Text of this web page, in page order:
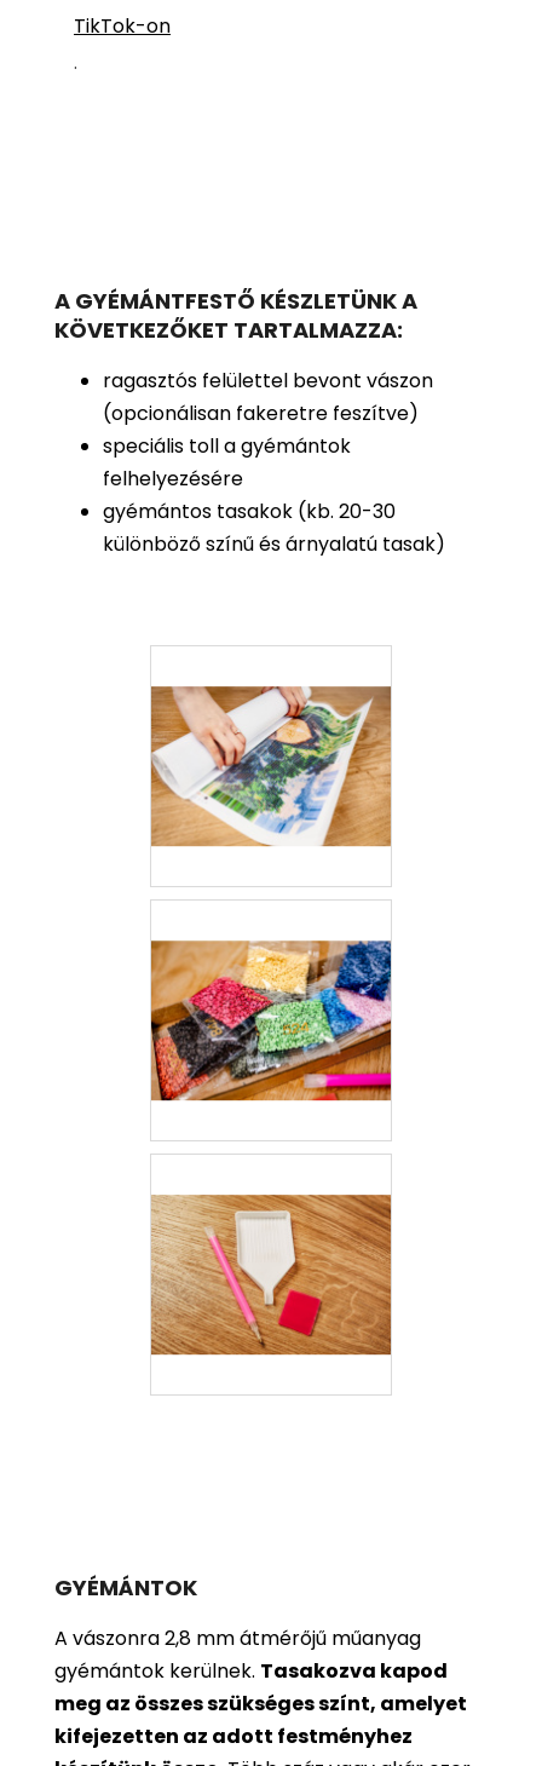
TikTok-on
.
A GYÉMÁNTFESTŐ KÉSZLETÜNK A
KÖVETKEZŐKET TARTALMAZZA:
ragasztós felülettel bevont vászon
(opcionálisan fakeretre feszítve)
speciális toll a gyémántok
felhelyezésére
gyémántos tasakok (kb. 20-30
különböző színű és árnyalatú tasak)
GYÉMÁNTOK
A vászonra 2,8 mm átmérőjű műanyag
gyémántok kerülnek. Tasakozva kapod
meg az összes szükséges színt, amelyet
kifejezetten az adott festményhez